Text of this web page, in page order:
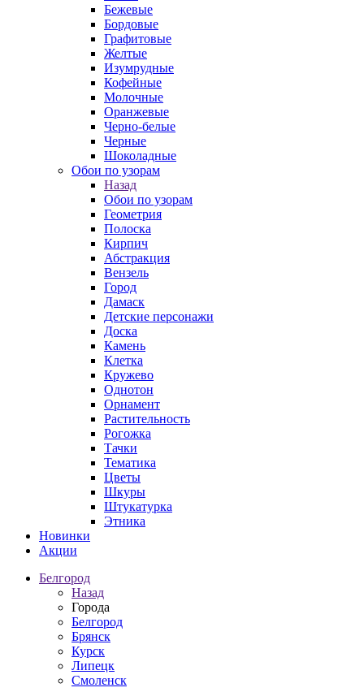
Бежевые
Бордовые
Графитовые
Желтые
Изумрудные
Кофейные
Молочные
Оранжевые
Черно-белые
Черные
Шоколадные
Обои по узорам
Назад
Обои по узорам
Геометрия
Полоска
Кирпич
Абстракция
Вензель
Город
Дамаск
Детские персонажи
Доска
Камень
Клетка
Кружево
Однотон
Орнамент
Растительность
Рогожка
Тачки
Тематика
Цветы
Шкуры
Штукатурка
Этника
Новинки
Акции
Белгород
Назад
Города
Белгород
Брянск
Курск
Липецк
Смоленск